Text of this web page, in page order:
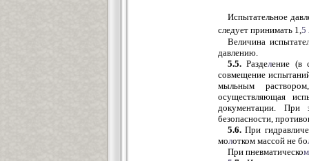
Испытательное
следует принимать 1,5
Величина
давлению.
5.5. Разделение (в
совмещение
мыльным
осуществляющая
документации. При
безопасности,
5.6. При
молотком массой не бо
При пневматическом